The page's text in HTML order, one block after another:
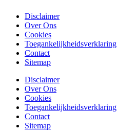
Disclaimer
Over Ons
Cookies
Toegankelijkheidsverklaring
Contact
Sitemap
Disclaimer
Over Ons
Cookies
Toegankelijkheidsverklaring
Contact
Sitemap